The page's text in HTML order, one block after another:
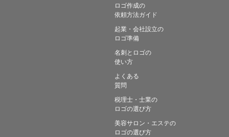
ロゴ作成の
依頼方法ガイド
起業・会社設立の
ロゴ準備
名刺とロゴの
使い方
よくある
質問
税理士・士業の
ロゴの選び方
美容サロン・エステの
ロゴの選び方